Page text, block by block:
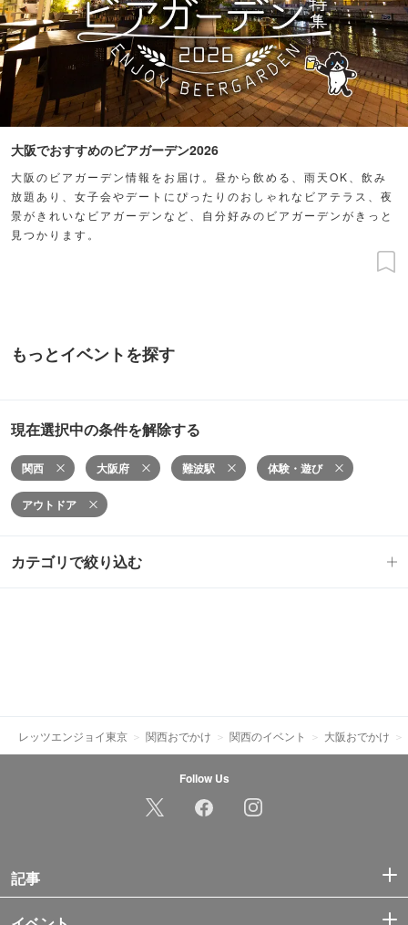
大阪でおすすめのビアガーデン2026
大阪のビアガーデン情報をお届け。昼から飲める、雨天OK、飲み
放題あり、女子会やデートにぴったりのおしゃれなビアテラス、夜
景がきれいなビアガーデンなど、自分好みのビアガーデンがきっと
見つかります。
もっとイベントを探す
現在選択中の条件を解除する
関西 大阪府 難波駅 体験・遊び
アウトドア
カテゴリで絞り込む
レッツエンジョイ東京 関西おでかけ 関西のイベント 大阪おでかけ
Follow Us
記事